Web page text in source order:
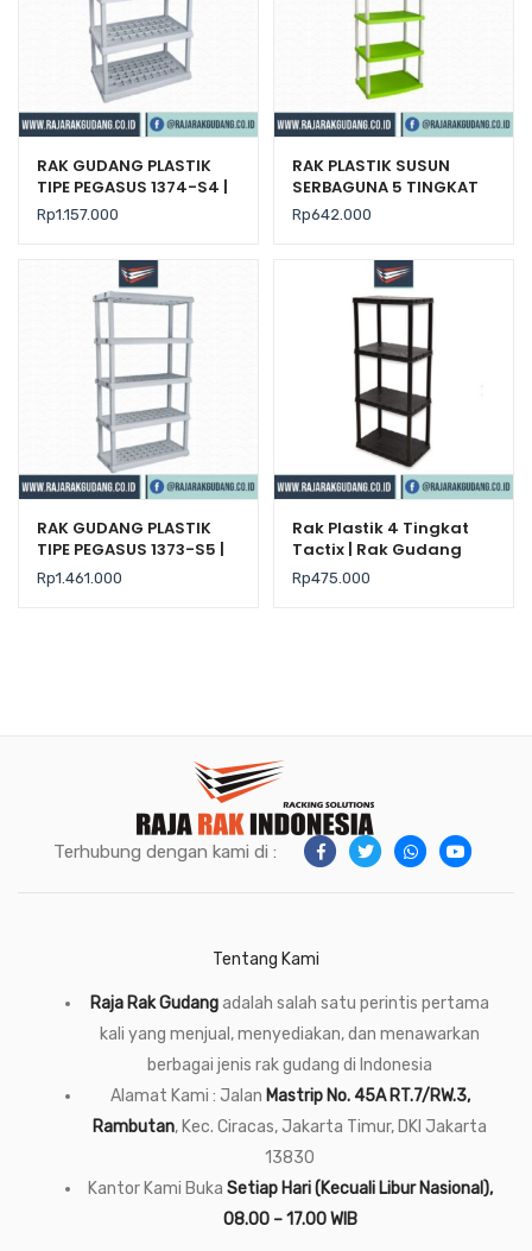
RAK GUDANG PLASTIK
TIPE PEGASUS 1374-S4 |
Rak Plastik Susun
Serbaguna
Rp1.157.000
RAK PLASTIK SUSUN
SERBAGUNA 5 TINGKAT
TIPE ATLAS S5
Rp642.000
RAK GUDANG PLASTIK
TIPE PEGASUS 1373-S5 |
Rak Plastik Susun
Serbaguna
Rp1.461.000
Rak Plastik 4 Tingkat
Tactix | Rak Gudang
Susun Serbaguna
Rp475.000
Terhubung dengan kami di :
Tentang Kami
Raja Rak Gudangadalah salah satu perintis pertama
kali yang menjual, menyediakan, dan menawarkan
berbagai jenis rak gudang di Indonesia
Alamat Kami : Jalan Mastrip No. 45A RT.7/RW.3,
Rambutan, Kec. Ciracas, Jakarta Timur, DKI Jakarta
13830
Kantor Kami Buka Setiap Hari (Kecuali Libur Nasional),
08.00 – 17.00 WIB